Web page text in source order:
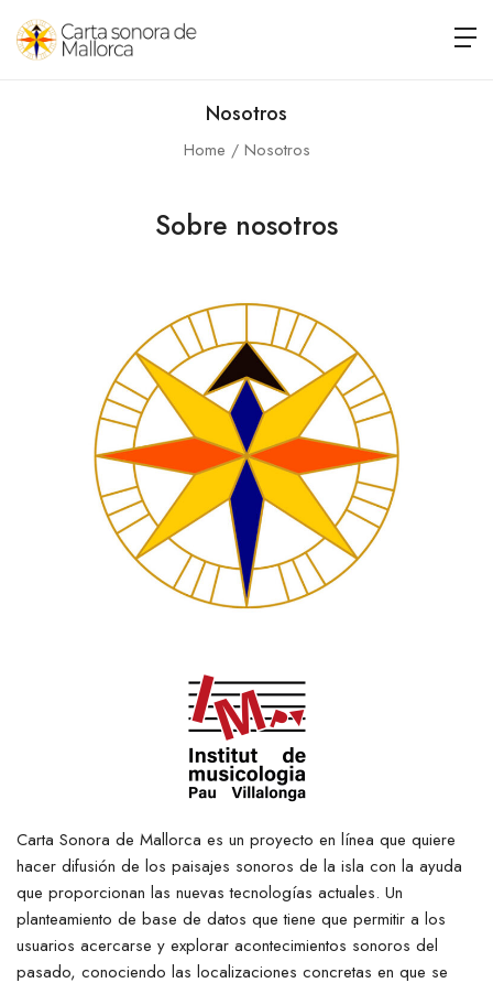
Nosotros
Home Nosotros
Sobre nosotros
Carta Sonora de Mallorca es un proyecto en línea que quiere
hacer difusión de los paisajes sonoros de la isla con la ayuda
que proporcionan las nuevas tecnologías actuales. Un
planteamiento de base de datos que tiene que permitir a los
usuarios acercarse y explorar acontecimientos sonoros del
pasado, conociendo las localizaciones concretas en que se